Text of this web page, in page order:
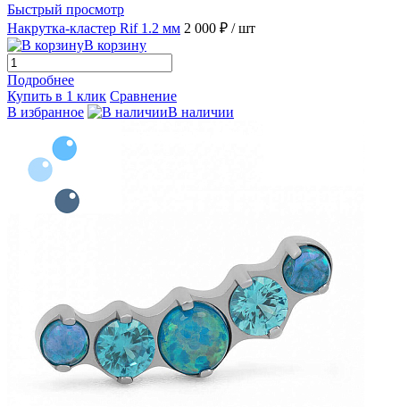
Быстрый просмотр
Накрутка-кластер Rif 1.2 мм 2 000 ₽ / шт
В корзину
Подробнее
Купить в 1 клик Сравнение
В избранное
В наличии